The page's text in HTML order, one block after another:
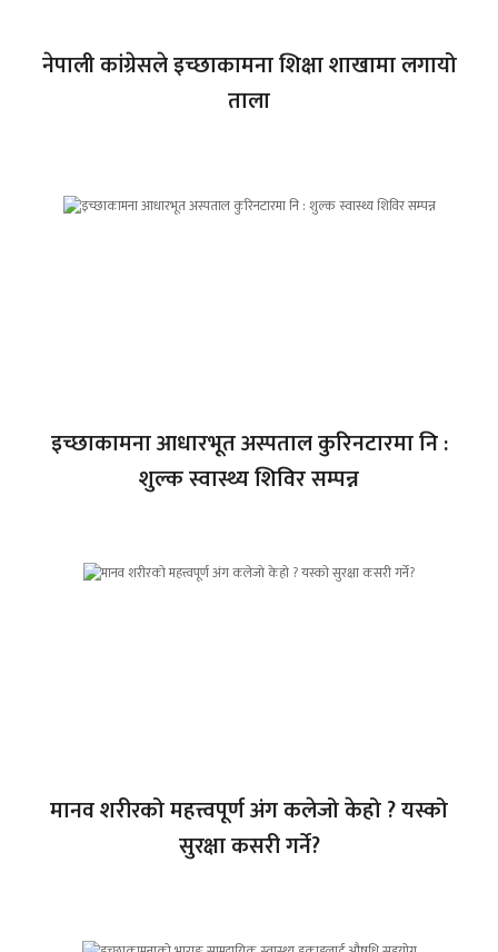
नेपाली कांग्रेसले इच्छाकामना शिक्षा शाखामा लगायो
ताला
इच्छाकामना आधारभूत अस्पताल कुरिनटारमा नि :
शुल्क स्वास्थ्य शिविर सम्पन्न
मानव शरीरको महत्त्वपूर्ण अंग कलेजो केहो ? यस्को
सुरक्षा कसरी गर्ने?